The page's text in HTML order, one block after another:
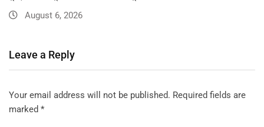
August 6, 2026
Leave a Reply
Your email address will not be published. Required fields are
marked *